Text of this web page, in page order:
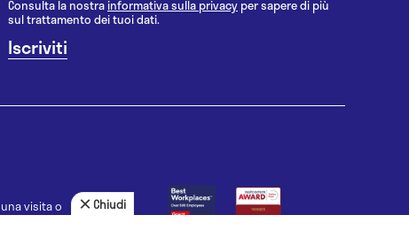
Consulta la nostrainformativa sulla privacy per sapere di più
sul trattamento dei tuoi dati.
visita o
la
Chiudi